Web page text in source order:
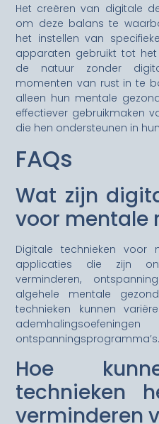
Het creëren van digitale
om deze balans te
het instellen van
apparaten gebruikt tot
de natuur zonder
momenten van rust in te
alleen hun mentale
effectiever gebruikmaken
die hen ondersteunen in
FAQs
Wat zijn
voor mentale
Digitale technieken
applicaties die zijn
verminderen,
algehele mentale
technieken kunnen
ontspanningsprogramma’s.
Hoe
technieken
verminderen